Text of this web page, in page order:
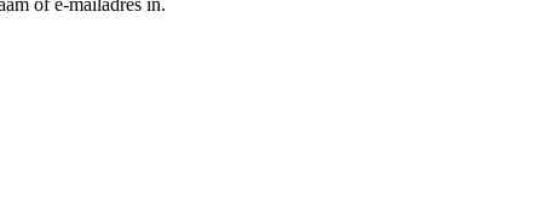
of e-mailadres in.